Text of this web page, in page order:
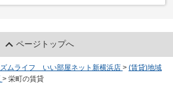
ページトップへ
ムライフ いい部屋ネット新横浜店 > (賃貸)地域
> 栄町の賃貸